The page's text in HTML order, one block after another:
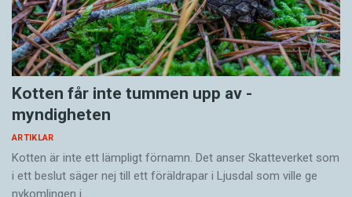
Kotten får inte tummen upp av ­
myndigheten
ARTIKLAR
Kotten är inte ett lämpligt förnamn. Det anser Skatte­verket som
i ett beslut säger nej till ett föräldra­par i Ljusdal som ville ge
nykomlingen i…